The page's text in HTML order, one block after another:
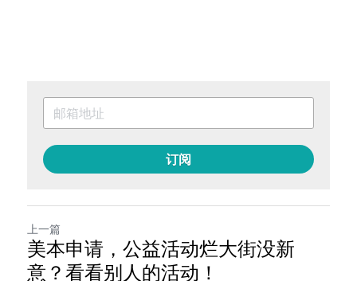
订阅
上一篇
美本申请，公益活动烂大街没新
意？看看别人的活动！